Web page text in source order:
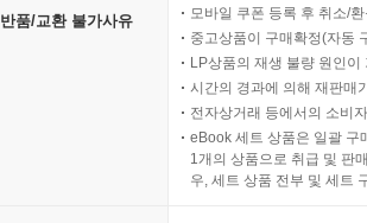
반품/교환 불가사유
모바일 쿠폰 등록 후 취소/
중고상품이 구매확정(자동
LP상품의 재생 불량 원인
시간의 경과에 의해 재판매
전자상거래 등에서의 소비
eBook 세트 상품은 일괄 구
1개의 상품으로 취급 및 판
우, 세트 상품 전부 및 세트